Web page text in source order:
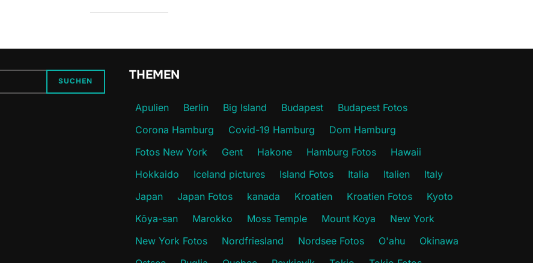
SUCHEN THEMEN
Apulien Berlin Big Island Budapest
Budapest Fotos
Corona Hamburg
Covid-19 Hamburg
Dom Hamburg
Fotos New York
Gent Hakone Hamburg Fotos
Hawaii
Hokkaido
Iceland pictures Island Fotos Italia Italien
Italy
Japan
Japan Fotos kanada Kroatien Kroatien Fotos
Kyoto
Kōya-san
Marokko Moss Temple Mount Koya
New York
New York Fotos
Nordfriesland Nordsee Fotos O'ahu
Okinawa